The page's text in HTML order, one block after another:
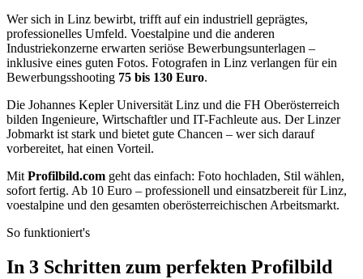
Wer sich in Linz bewirbt, trifft auf ein industriell geprägtes,
professionelles Umfeld. Voestalpine und die anderen
Industriekonzerne erwarten seriöse Bewerbungsunterlagen –
inklusive eines guten Fotos. Fotografen in Linz verlangen für ein
Bewerbungsshooting 75 bis 130 Euro.
Die Johannes Kepler Universität Linz und die FH Oberösterreich
bilden Ingenieure, Wirtschaftler und IT-Fachleute aus. Der Linzer
Jobmarkt ist stark und bietet gute Chancen – wer sich darauf
vorbereitet, hat einen Vorteil.
Mit Profilbild.com geht das einfach: Foto hochladen, Stil wählen,
sofort fertig. Ab 10 Euro – professionell und einsatzbereit für Linz,
voestalpine und den gesamten oberösterreichischen Arbeitsmarkt.
So funktioniert's
In 3 Schritten zum perfekten Profilbild